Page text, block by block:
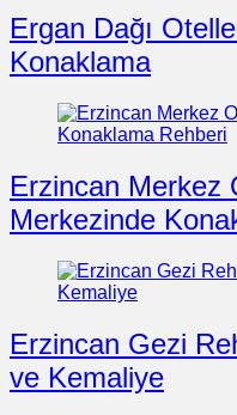
Ergan Dağı
Konaklama
Erzincan Merkez
Merkezinde
Erzincan Gezi
ve Kemaliye